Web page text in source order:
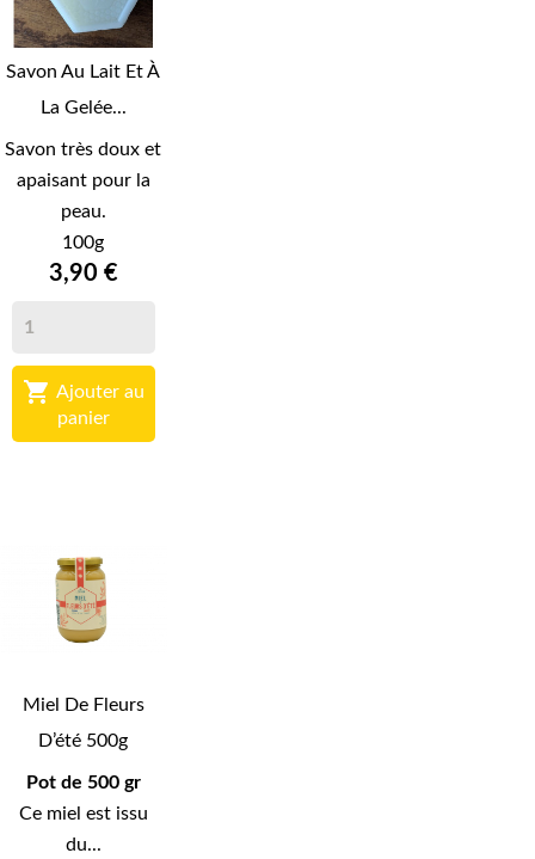
Savon Au Lait Et À
La Gelée...
Savon très doux et
apaisant pour la
peau.
100g
3,90 €

panier
Miel De Fleurs
D’été 500g
Pot de 500 gr
Ce miel est issu
du...